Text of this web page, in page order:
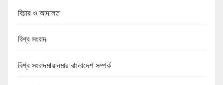
বিচার ও আদালত
বিশ্ব সংবাদ
বিশ্ব সংবাদমায়ানমার বাংলাদেশ সম্পর্ক